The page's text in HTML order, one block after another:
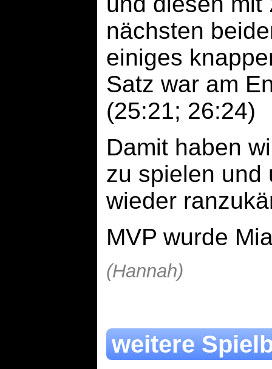
nächsten
einiges
Satz war am
(25:21; 26:24)
Damit haben
zu spielen und
wieder
MVP wurde
(Hannah)
weitere